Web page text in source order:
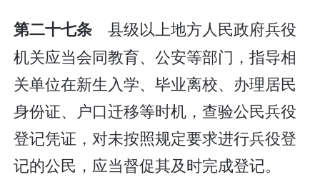
第二十七条县级以上地方人民政府兵役
机关应当会同教育、公安等部门，指导相
关单位在新生入学、毕业离校、办理居民
身份证、户口迁移等时机，查验公民兵役
登记凭证，对未按照规定要求进行兵役登
记的公民，应当督促其及时完成登记。